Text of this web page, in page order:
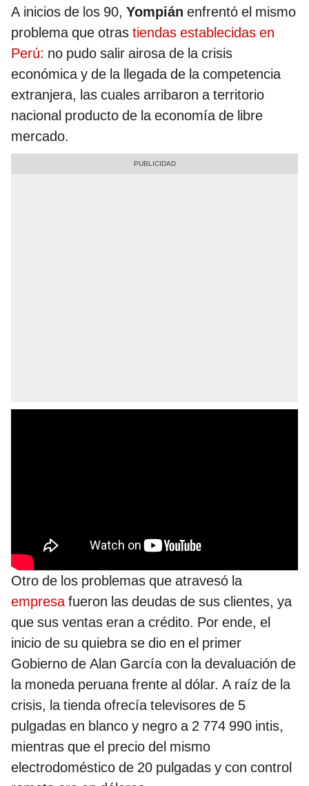
A inicios de los 90, Yompián enfrentó el mismo
problema que otras tiendas establecidas en
Perú: no pudo salir airosa de la crisis
económica y de la llegada de la competencia
extranjera, las cuales arribaron a territorio
nacional producto de la economía de libre
mercado.
Otro de los problemas que atravesó la
empresafueron las deudas de sus clientes, ya
que sus ventas eran a crédito. Por ende, el
inicio de su quiebra se dio en el primer
Gobierno de Alan García con la devaluación de
la moneda peruana frente al dólar. A raíz de la
crisis, la tienda ofrecía televisores de 5
pulgadas en blanco y negro a 2 774 990 intis,
mientras que el precio del mismo
electrodoméstico de 20 pulgadas y con control